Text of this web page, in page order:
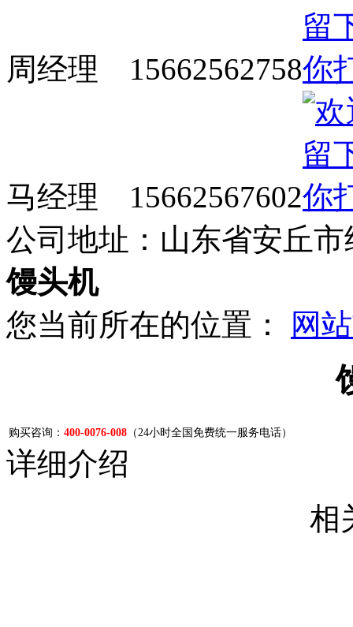
周经理 15662562758
马经理 15662567602
公司地址：山东省安丘
馒头机
您当前所在的位置：
网
购买咨询： 400-0076-008 （24小时全国免费统一服务电话）
详细介绍
相